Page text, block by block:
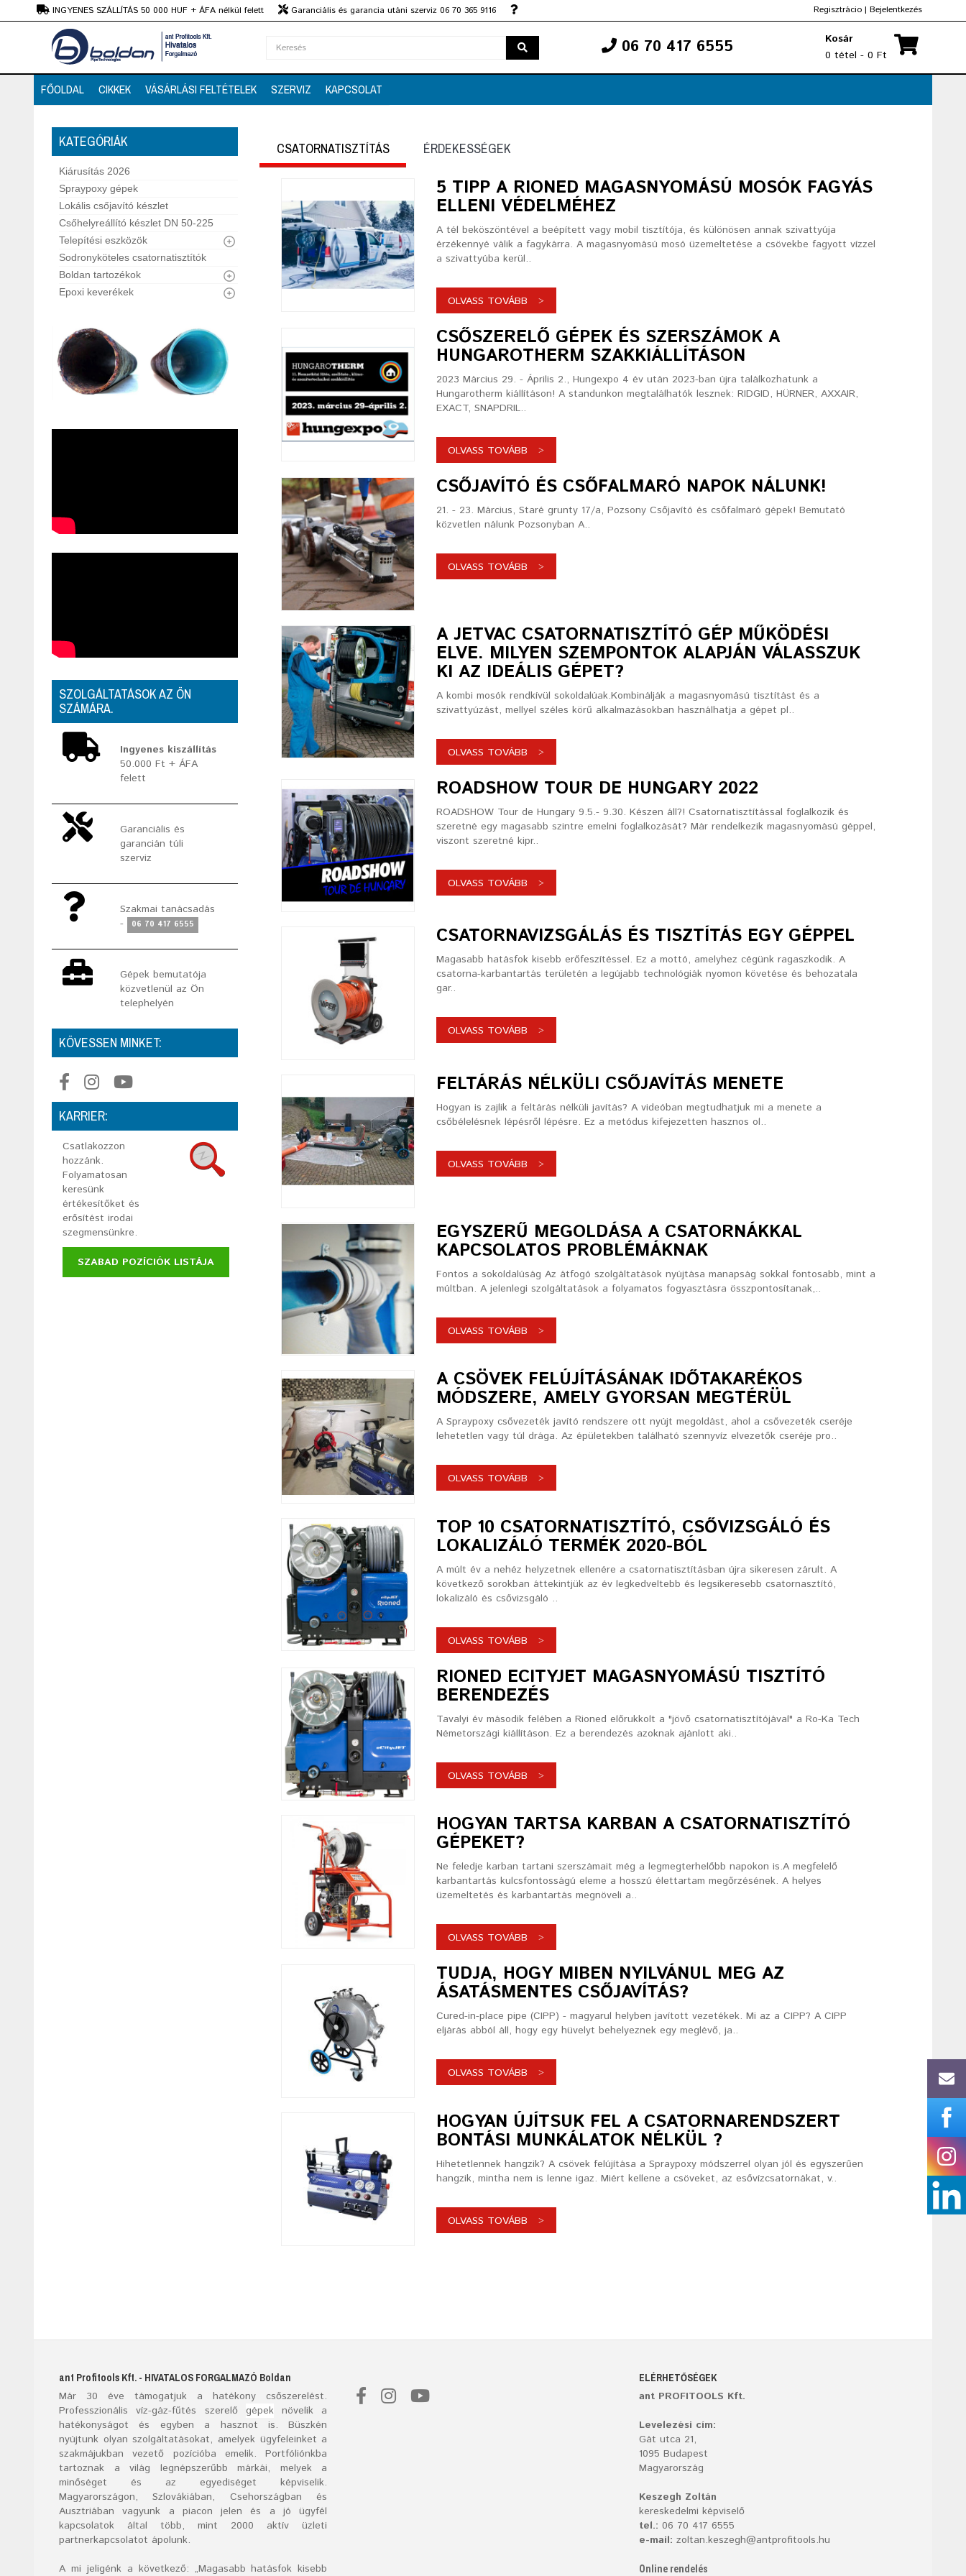
INGYENES SZÁLLÍTÁS 50 000 HUF + ÁFA nélkül felett
Garanciális és garancia utáni szerviz 06 70 365 9116
Szaktanácsadás
Regisztrácio | Bejelentkezés
06 70 417 6555
Kosár
0 tétel - 0 Ft
FŐOLDAL CIKKEK VÁSÁRLÁSI FELTÉTELEK SZERVIZ KAPCSOLAT
KATEGÓRIÁK
Kiárusítás 2026
Spraypoxy gépek
Lokális csőjavító készlet
Csőhelyreállító készlet DN 50-225
Telepítési eszközök
Sodronyköteles csatornatisztítók
Boldan tartozékok
Epoxi keverékek
SZOLGÁLTATÁSOK AZ ÖN
SZÁMÁRA.
Ingyenes kiszállítás
50.000 Ft + ÁFA
felett
Garanciális és
garancián túli
szerviz
Szakmai tanácsadás
-
06 70 417 6555
Gépek bemutatója
közvetlenül az Ön
telephelyén
KÖVESSEN MINKET:
KARRIER:
Csatlakozzon
hozzánk.
Folyamatosan
keresünk
értékesítőket és
erősítést irodai
szegmensünkre.
SZABAD POZÍCIÓK LISTÁJA
CSATORNATISZTÍTÁS ÉRDEKESSÉGEK
5 TIPP A RIONED MAGASNYOMÁSÚ MOSÓK FAGYÁS
ELLENI VÉDELMÉHEZ
A tél beköszöntével a beépített vagy mobil tisztítója, és különösen annak szivattyúja
érzékennyé válik a fagykárra. A magasnyomású mosó üzemeltetése a csövekbe fagyott vízzel
a szivattyúba kerül..
OLVASS TOVÁBB
CSŐSZERELŐ GÉPEK ÉS SZERSZÁMOK A
HUNGAROTHERM SZAKKIÁLLÍTÁSON
2023 Március 29. - Április 2., Hungexpo 4 év után 2023-ban újra találkozhatunk a
Hungarotherm kiállításon! A standunkon megtalálhatók lesznek: RIDGID, HÜRNER, AXXAIR,
EXACT, SNAPDRIL..
OLVASS TOVÁBB
CSŐJAVÍTÓ ÉS CSŐFALMARÓ NAPOK NÁLUNK!
21. - 23. Március, Staré grunty 17/a, Pozsony Csőjavító és csőfalmaró gépek! Bemutató
közvetlen nálunk Pozsonyban A..
OLVASS TOVÁBB
A JETVAC CSATORNATISZTÍTÓ GÉP MŰKÖDÉSI
ELVE. MILYEN SZEMPONTOK ALAPJÁN VÁLASSZUK
KI AZ IDEÁLIS GÉPET?
A kombi mosók rendkívül sokoldalúak.Kombinálják a magasnyomású tisztítást és a
szivattyúzást, mellyel széles körű alkalmazásokban használhatja a gépet pl..
OLVASS TOVÁBB
ROADSHOW TOUR DE HUNGARY 2022
ROADSHOW Tour de Hungary 9.5.- 9.30. Készen áll?! Csatornatisztítással foglalkozik és
szeretné egy magasabb szintre emelni foglalkozását? Már rendelkezik magasnyomású géppel,
viszont szeretné kipr..
OLVASS TOVÁBB
CSATORNAVIZSGÁLÁS ÉS TISZTÍTÁS EGY GÉPPEL
Magasabb hatásfok kisebb erőfeszítéssel. Ez a mottó, amelyhez cégünk ragaszkodik. A
csatorna-karbantartás területén a legújabb technológiák nyomon követése és behozatala
gar..
OLVASS TOVÁBB
FELTÁRÁS NÉLKÜLI CSŐJAVÍTÁS MENETE
Hogyan is zajlik a feltárás nélküli javítás? A videóban megtudhatjuk mi a menete a
csőbélelésnek lépésről lépésre. Ez a metódus kifejezetten hasznos ol..
OLVASS TOVÁBB
EGYSZERŰ MEGOLDÁSA A CSATORNÁKKAL
KAPCSOLATOS PROBLÉMÁKNAK
Fontos a sokoldalúság Az átfogó szolgáltatások nyújtása manapság sokkal fontosabb, mint a
múltban. A jelenlegi szolgáltatások a folyamatos fogyasztásra összpontosítanak,..
OLVASS TOVÁBB
A CSÖVEK FELÚJÍTÁSÁNAK IDŐTAKARÉKOS
MÓDSZERE, AMELY GYORSAN MEGTÉRÜL
A Spraypoxy csővezeték javító rendszere ott nyújt megoldást, ahol a csővezeték cseréje
lehetetlen vagy túl drága. Az épületekben található szennyvíz elvezetők cseréje pro..
OLVASS TOVÁBB
TOP 10 CSATORNATISZTÍTÓ, CSŐVIZSGÁLÓ ÉS
LOKALIZÁLÓ TERMÉK 2020-BÓL
A múlt év a nehéz helyzetnek ellenére a csatornatisztításban újra sikeresen zárult. A
következő sorokban áttekintjük az év legkedveltebb és legsikeresebb csatornasztító,
lokalizáló és csővizsgáló ..
OLVASS TOVÁBB
RIONED ECITYJET MAGASNYOMÁSÚ TISZTÍTÓ
BERENDEZÉS
Tavalyi év második felében a Rioned előrukkolt a "jövő csatornatisztítójával" a Ro-Ka Tech
Németországi kiállításon. Ez a berendezés azoknak ajánlott aki..
OLVASS TOVÁBB
HOGYAN TARTSA KARBAN A CSATORNATISZTÍTÓ
GÉPEKET?
Ne feledje karban tartani szerszámait még a legmegterhelőbb napokon is.A megfelelő
karbantartás kulcsfontosságú eleme a hosszú élettartam megőrzésének. A helyes
üzemeltetés és karbantartás megnöveli a..
OLVASS TOVÁBB
TUDJA, HOGY MIBEN NYILVÁNUL MEG AZ
ÁSATÁSMENTES CSŐJAVÍTÁS?
Cured-in-place pipe (CIPP) - magyarul helyben javított vezetékek. Mi az a CIPP? A CIPP
eljárás abból áll, hogy egy hüvelyt behelyeznek egy meglévő, ja..
OLVASS TOVÁBB
HOGYAN ÚJÍTSUK FEL A CSATORNARENDSZERT
BONTÁSI MUNKÁLATOK NÉLKÜL ?
Hihetetlennek hangzik? A csövek felújítása a Spraypoxy módszerrel olyan jól és egyszerűen
hangzik, mintha nem is lenne igaz. Miért kellene a csöveket, az esővízcsatornákat, v..
OLVASS TOVÁBB
ant Profitools Kft. - HIVATALOS FORGALMAZÓ Boldan
Már 30éve támogatjuk a hatékony csőszerelést.
Professzionális víz-gáz-fűtés szerelő gépeknövelik a
hatékonyságot és egyben a hasznot is. Büszkén
nyújtunk olyan szolgáltatásokat, amelyek ügyfeleinket a
szakmájukban vezető pozícióba emelik. Portfóliónkba
tartoznak a világ legnépszerűbb márkái, melyek a
minőséget és az egyediséget képviselik.
Magyarországon, Szlovákiában, Csehországban és
Ausztriában vagyunk a piacon jelen és a jó ügyfél
kapcsolatok által több, mint 2000 aktív üzleti
partnerkapcsolatot ápolunk.
A mi jeligénk a következő: „Magasabb hatásfok kisebb
ELÉRHETŐSÉGEK
ant PROFITOOLS Kft.
Levelezési cím:
Gát utca 21,
1095 Budapest
Magyarország
Keszegh Zoltán
kereskedelmi képviselő
tel.: 06 70 417 6555
e-mail: zoltan.keszegh@antprofitools.hu
Online rendelés